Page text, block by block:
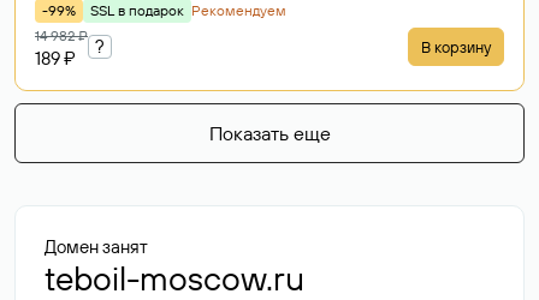
-99% SSL в подарок Рекомендуем
14 982 ₽
189 ₽
? В корзину
Показать еще
Домен занят
teboil-moscow.ru